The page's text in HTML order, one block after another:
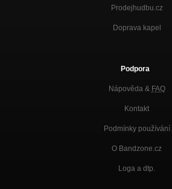
Prodejhudbu.cz
Doprava kapel
Podpora
Nápověda & FAQ
Kontakt
Podmínky používání
O Bandzone.cz
Loga a dtp.